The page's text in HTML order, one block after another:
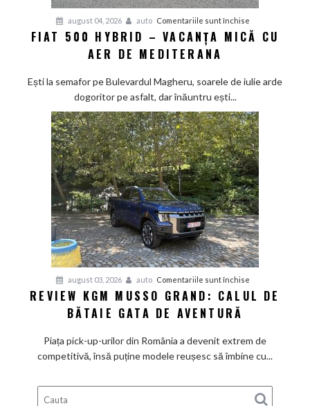
august 04, 2026 auto Comentariile sunt închise
Fiat
–
mică
cu
aer
de
Mediterana
FIAT 500 HYBRID – VACANȚA MICĂ CU
AER DE MEDITERANA
Ești la semafor pe Bulevardul Magheru, soarele de iulie arde
dogoritor pe asfalt, dar înăuntru ești...
august 03, 2026 auto Comentariile sunt închise
Review
Grand:
Calul
bătaie
gata
REVIEW KGM MUSSO GRAND: CALUL DE
BĂTAIE GATA DE AVENTURĂ
Piața pick-up-urilor din România a devenit extrem de
competitivă, însă puține modele reușesc să îmbine cu...